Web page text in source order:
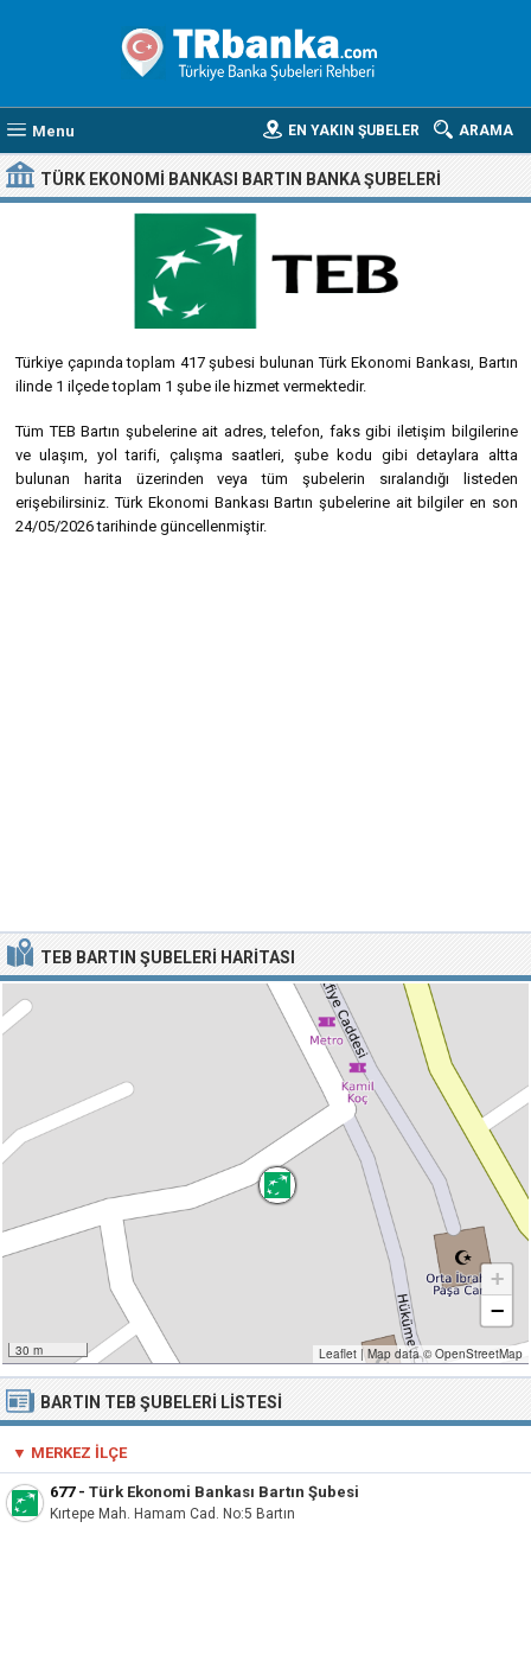
Menu ARAMA
EN YAKIN ŞUBELER
TÜRK EKONOMI BANKASI BARTIN BANKA ŞUBELERI
Türkiye çapında toplam 417 şubesi bulunan Türk Ekonomi Bankası, Bartın
ilinde 1 ilçede toplam 1 şube ile hizmet vermektedir.
Tüm TEB Bartın şubelerine ait adres, telefon, faks gibi iletişim bilgilerine
ve ulaşım, yol tarifi, çalışma saatleri, şube kodu gibi detaylara altta
bulunan harita üzerinden veya tüm şubelerin sıralandığı listeden
erişebilirsiniz. Türk Ekonomi Bankası Bartın şubelerine ait bilgiler en son
24/05/2026 tarihinde güncellenmiştir.
TEB BARTIN ŞUBELERI HARITASI
30 m
+
−
Leaflet |Map data © OpenStreetMap
BARTIN TEB ŞUBELERI LISTESI
▼ MERKEZ İLÇE
677- Türk Ekonomi Bankası Bartın Şubesi
Kırtepe Mah. Hamam Cad. No:5 Bartın